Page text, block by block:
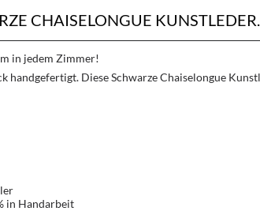
CHAISELONGUE KUNSTLEDER.
in jedem Zimmer!
Diese Schwarze Chaiselongue
in Handarbeit